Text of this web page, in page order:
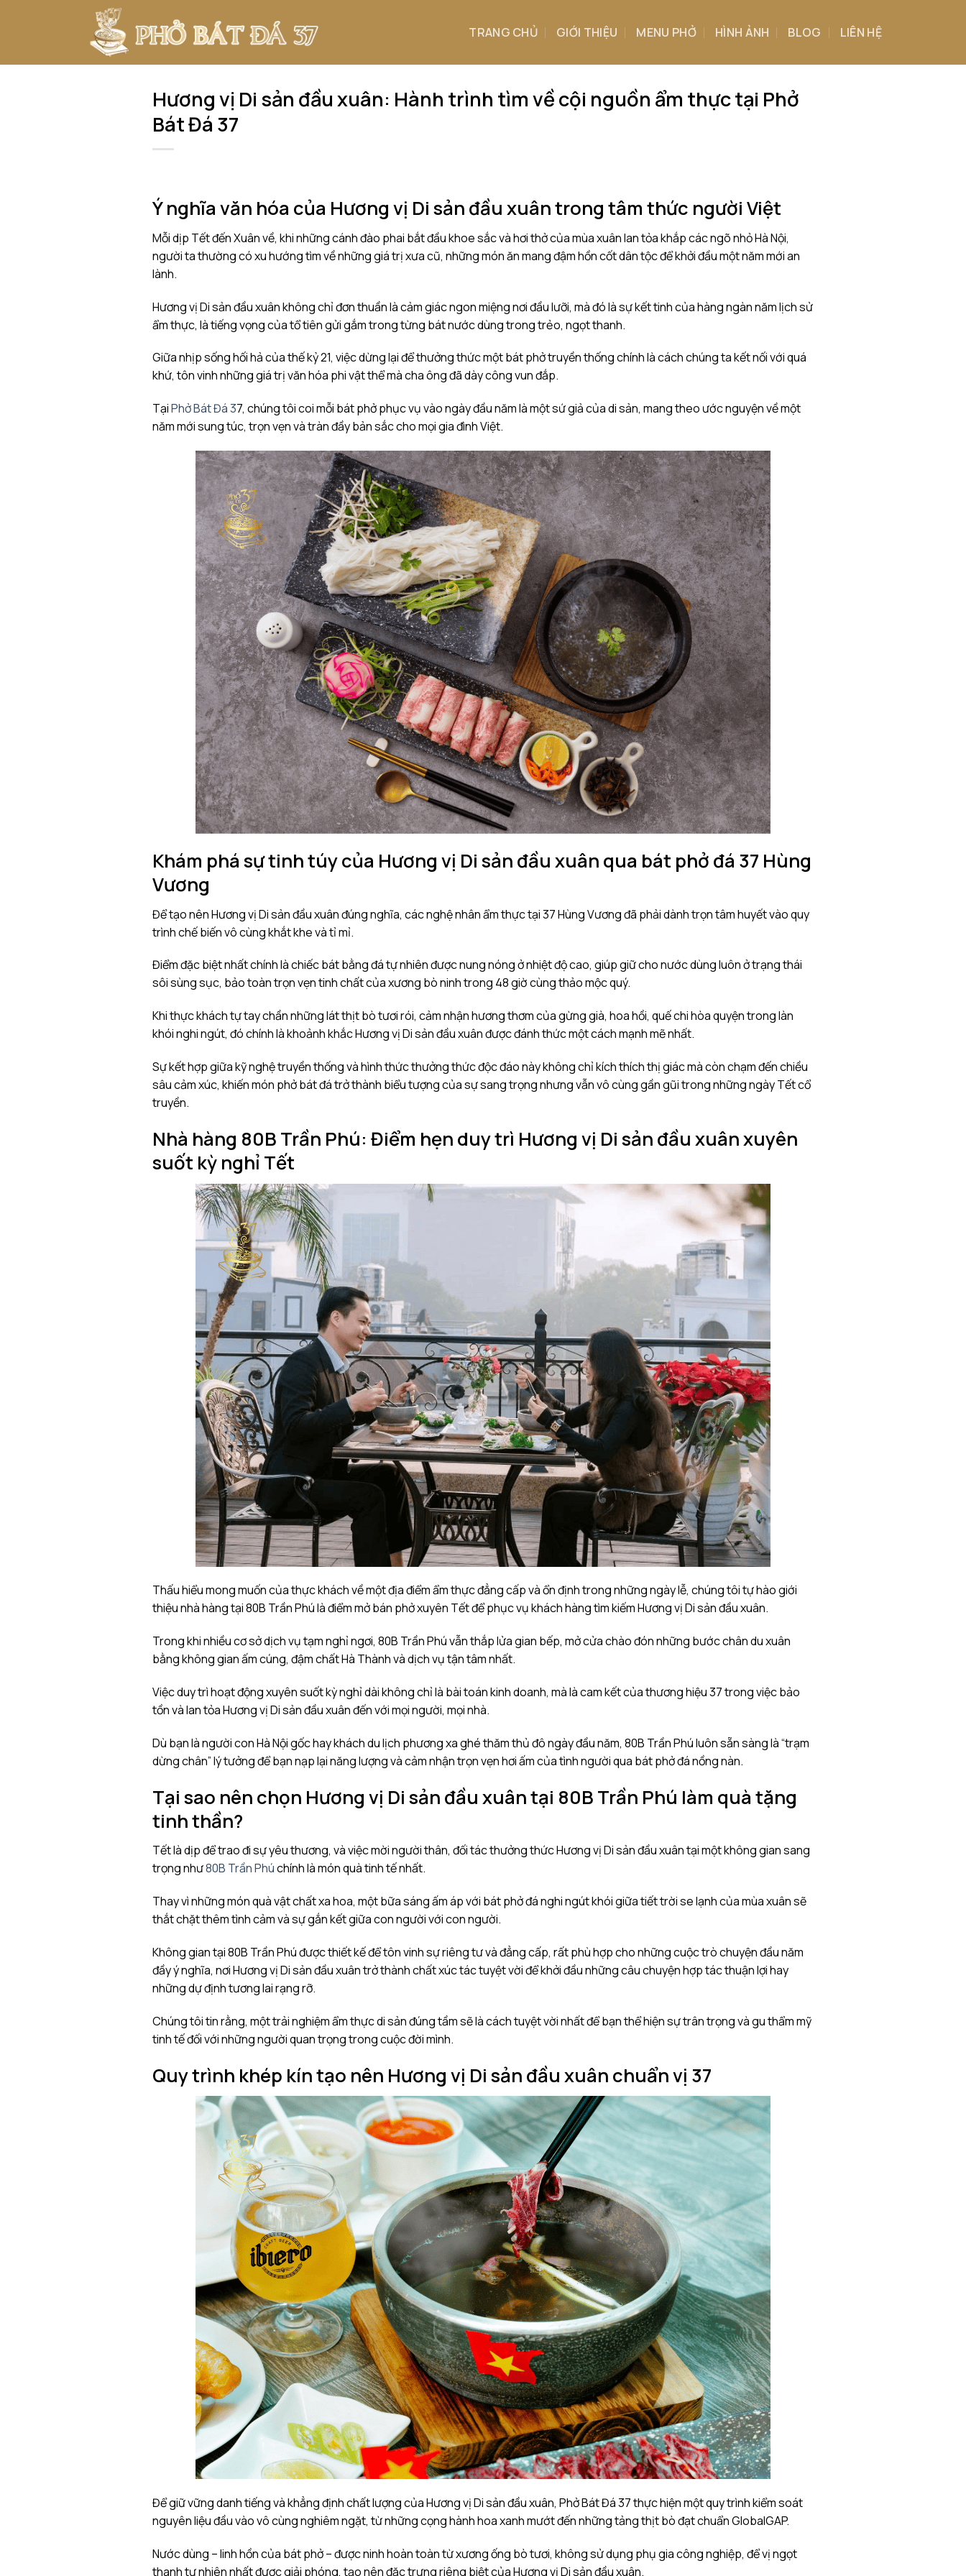
dung
TRANG CHỦ GIỚI THIỆU MENU PHỞ HÌNH ẢNH BLOG LIÊN HỆ
Hương vị Di sản đầu xuân: Hành trình tìm về cội nguồn ẩm thực tại Phở
Bát Đá 37
Ý nghĩa văn hóa của Hương vị Di sản đầu xuân trong tâm thức người Việt
Mỗi dịp Tết đến Xuân về, khi những cánh đào phai bắt đầu khoe sắc và hơi thở của mùa xuân lan tỏa khắp các ngõ nhỏ Hà Nội,
người ta thường có xu hướng tìm về những giá trị xưa cũ, những món ăn mang đậm hồn cốt dân tộc để khởi đầu một năm mới an
lành.
Hương vị Di sản đầu xuân không chỉ đơn thuần là cảm giác ngon miệng nơi đầu lưỡi, mà đó là sự kết tinh của hàng ngàn năm lịch sử
ẩm thực, là tiếng vọng của tổ tiên gửi gắm trong từng bát nước dùng trong trẻo, ngọt thanh.
Giữa nhịp sống hối hả của thế kỷ 21, việc dừng lại để thưởng thức một bát phở truyền thống chính là cách chúng ta kết nối với quá
khứ, tôn vinh những giá trị văn hóa phi vật thể mà cha ông đã dày công vun đắp.
TạiPhở Bát Đá 37, chúng tôi coi mỗi bát phở phục vụ vào ngày đầu năm là một sứ giả của di sản, mang theo ước nguyện về một
năm mới sung túc, trọn vẹn và tràn đầy bản sắc cho mọi gia đình Việt.
Khám phá sự tinh túy của Hương vị Di sản đầu xuân qua bát phở đá 37 Hùng
Vương
Để tạo nên Hương vị Di sản đầu xuân đúng nghĩa, các nghệ nhân ẩm thực tại 37 Hùng Vương đã phải dành trọn tâm huyết vào quy
trình chế biến vô cùng khắt khe và tỉ mỉ.
Điểm đặc biệt nhất chính là chiếc bát bằng đá tự nhiên được nung nóng ở nhiệt độ cao, giúp giữ cho nước dùng luôn ở trạng thái
sôi sùng sục, bảo toàn trọn vẹn tinh chất của xương bò ninh trong 48 giờ cùng thảo mộc quý.
Khi thực khách tự tay chần những lát thịt bò tươi rói, cảm nhận hương thơm của gừng già, hoa hồi, quế chi hòa quyện trong làn
khói nghi ngút, đó chính là khoảnh khắc Hương vị Di sản đầu xuân được đánh thức một cách mạnh mẽ nhất.
Sự kết hợp giữa kỹ nghệ truyền thống và hình thức thưởng thức độc đáo này không chỉ kích thích thị giác mà còn chạm đến chiều
sâu cảm xúc, khiến món phở bát đá trở thành biểu tượng của sự sang trọng nhưng vẫn vô cùng gần gũi trong những ngày Tết cổ
truyền.
Nhà hàng 80B Trần Phú: Điểm hẹn duy trì Hương vị Di sản đầu xuân xuyên
suốt kỳ nghỉ Tết
Thấu hiểu mong muốn của thực khách về một địa điểm ẩm thực đẳng cấp và ổn định trong những ngày lễ, chúng tôi tự hào giới
thiệu nhà hàng tại 80B Trần Phú là điểm mở bán phở xuyên Tết để phục vụ khách hàng tìm kiếm Hương vị Di sản đầu xuân.
Trong khi nhiều cơ sở dịch vụ tạm nghỉ ngơi, 80B Trần Phú vẫn thắp lửa gian bếp, mở cửa chào đón những bước chân du xuân
bằng không gian ấm cúng, đậm chất Hà Thành và dịch vụ tận tâm nhất.
Việc duy trì hoạt động xuyên suốt kỳ nghỉ dài không chỉ là bài toán kinh doanh, mà là cam kết của thương hiệu 37 trong việc bảo
tồn và lan tỏa Hương vị Di sản đầu xuân đến với mọi người, mọi nhà.
Dù bạn là người con Hà Nội gốc hay khách du lịch phương xa ghé thăm thủ đô ngày đầu năm, 80B Trần Phú luôn sẵn sàng là “trạm
dừng chân” lý tưởng để bạn nạp lại năng lượng và cảm nhận trọn vẹn hơi ấm của tình người qua bát phở đá nồng nàn.
Tại sao nên chọn Hương vị Di sản đầu xuân tại 80B Trần Phú làm quà tặng
tinh thần?
Tết là dịp để trao đi sự yêu thương, và việc mời người thân, đối tác thưởng thức Hương vị Di sản đầu xuân tại một không gian sang
trọng như80B Trần Phúchính là món quà tinh tế nhất.
Thay vì những món quà vật chất xa hoa, một bữa sáng ấm áp với bát phở đá nghi ngút khói giữa tiết trời se lạnh của mùa xuân sẽ
thắt chặt thêm tình cảm và sự gắn kết giữa con người với con người.
Không gian tại 80B Trần Phú được thiết kế để tôn vinh sự riêng tư và đẳng cấp, rất phù hợp cho những cuộc trò chuyện đầu năm
đầy ý nghĩa, nơi Hương vị Di sản đầu xuân trở thành chất xúc tác tuyệt vời để khởi đầu những câu chuyện hợp tác thuận lợi hay
những dự định tương lai rạng rỡ.
Chúng tôi tin rằng, một trải nghiệm ẩm thực di sản đúng tầm sẽ là cách tuyệt vời nhất để bạn thể hiện sự trân trọng và gu thẩm mỹ
tinh tế đối với những người quan trọng trong cuộc đời mình.
Quy trình khép kín tạo nên Hương vị Di sản đầu xuân chuẩn vị 37
Để giữ vững danh tiếng và khẳng định chất lượng của Hương vị Di sản đầu xuân, Phở Bát Đá 37 thực hiện một quy trình kiểm soát
nguyên liệu đầu vào vô cùng nghiêm ngặt, từ những cọng hành hoa xanh mướt đến những tảng thịt bò đạt chuẩn GlobalGAP.
Nước dùng – linh hồn của bát phở – được ninh hoàn toàn từ xương ống bò tươi, không sử dụng phụ gia công nghiệp, để vị ngọt
thanh tự nhiên nhất được giải phóng, tạo nên đặc trưng riêng biệt của Hương vị Di sản đầu xuân.